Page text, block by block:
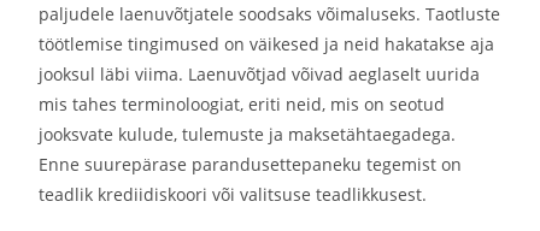
paljudele laenuvõtjatele soodsaks võimaluseks. Taotluste
töötlemise tingimused on väikesed ja neid hakatakse aja
jooksul läbi viima. Laenuvõtjad võivad aeglaselt uurida
mis tahes terminoloogiat, eriti neid, mis on seotud
jooksvate kulude, tulemuste ja maksetähtaegadega.
Enne suurepärase parandusettepaneku tegemist on
teadlik krediidiskoori või valitsuse teadlikkusest.